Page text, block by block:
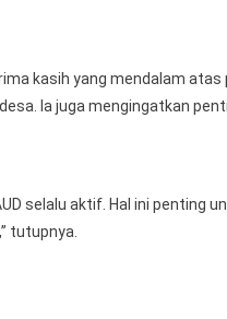
kasih yang mendalam
Ia juga mengingatkan
selalu aktif. Hal ini penting
tutupnya.